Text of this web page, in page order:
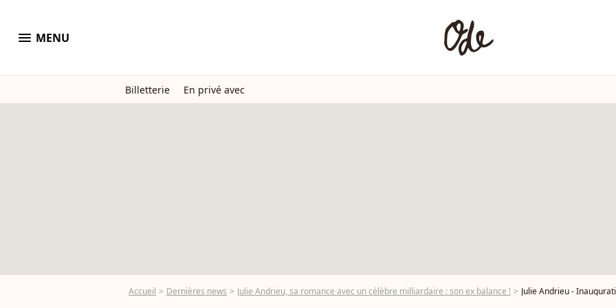
menu MENU
Billetterie En privé avec
Accueil Dernières news Julie Andrieu, sa romance avec un célèbre milliardaire : son ex balance ! Julie Andrieu - Inauguration de la 7ème édition de